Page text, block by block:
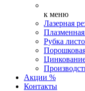
к меню
Лазерная
Плазменная
Рубка
Акции %
Контакты